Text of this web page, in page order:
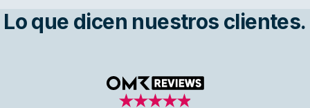
Lo que dicen nuestros clientes.
OMR Reviews